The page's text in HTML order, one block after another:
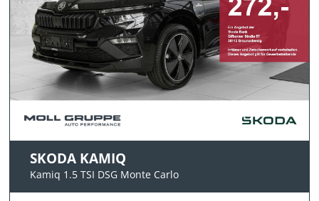
SKODA KAMIQ
Kamiq 1.5 TSI DSG Monte Carlo